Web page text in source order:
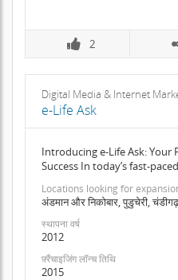
2
Digital Media & Internet
e-Life Ask
Introducing e-Life Ask:
Success In today’s fast-paced
Locations looking for
अंडमान और निकोबार, पुडुचेरी,
स्थापना वर्ष
2012
फ़्रैंचाइजिंग लॉन्च तिथि
2015